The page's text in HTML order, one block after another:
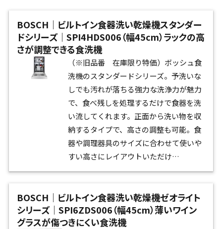
BOSCH｜ビルトイン食器洗い乾燥機スタンダー
ドシリーズ｜SPI4HDS006（幅45cm）ラックの高
さが調整できる食洗機
（※旧品番 在庫限り特価）ボッシュ食
洗機のスタンダードシリーズ。予洗いな
しでも汚れが落ちる強力な洗浄力が魅力
で、食べ残しを処理するだけで食器を洗
い流してくれます。正面から洗い物を収
納するタイプで、高さの調整も可能。食
器や調理器具のサイズに合わせて使いや
すい高さにレイアウトいただけ…
BOSCH｜ビルトイン食器洗い乾燥機ゼオライト
シリーズ｜SPI6ZDS006（幅45cm）薄いワイン
グラスが傷つきにくい食洗機